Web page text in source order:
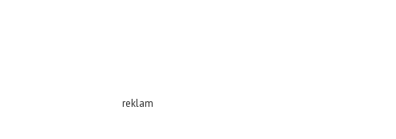
reklam